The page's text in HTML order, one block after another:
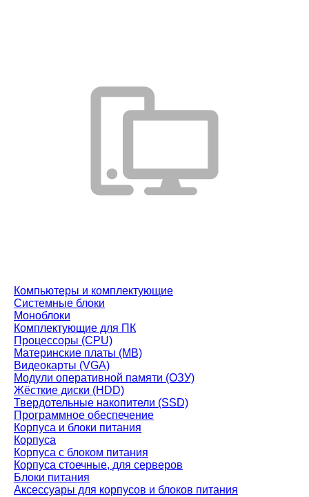
Компьютеры и комплектующие
Системные блоки
Моноблоки
Комплектующие для ПК
Процессоры (CPU)
Материнские платы (MB)
Видеокарты (VGA)
Модули оперативной памяти (ОЗУ)
Жёсткие диски (HDD)
Твердотельные накопители (SSD)
Программное обеспечение
Корпуса и блоки питания
Корпуса
Корпуса с блоком питания
Корпуса стоечные, для серверов
Блоки питания
Аксессуары для корпусов и блоков питания